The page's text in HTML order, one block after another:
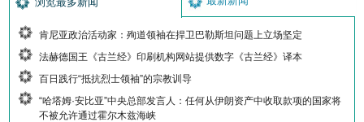
肯尼亚政治活动家：殉道领袖在捍卫巴勒斯坦问题上立场坚定
法赫德国王《古兰经》印刷机构网站提供数字《古兰经》译本
百日践行“抵抗烈士领袖”的宗教训导
“哈塔姆·安比亚”中央总部发言人：任何从伊朗资产中收取款项的国家将
不被允许通过霍尔木兹海峡